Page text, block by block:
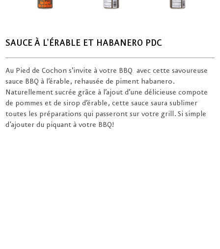
SAUCE À L'ÉRABLE ET HABANERO PDC
Au Pied de Cochon s’invite à votre BBQ avec cette savoureuse
sauce BBQ à l’érable, rehausée de piment habanero.
Naturellement sucrée grâce à l’ajout d’une délicieuse compote
de pommes et de sirop d’érable, cette sauce saura sublimer
toutes les préparations qui passeront sur votre grill. Si simple
d'ajouter du piquant à votre BBQ!